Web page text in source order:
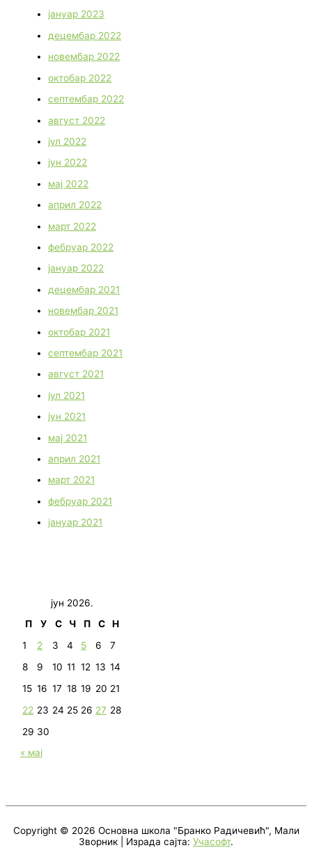
јануар 2023
децембар 2022
новембар 2022
октобар 2022
септембар 2022
август 2022
јул 2022
јун 2022
мај 2022
април 2022
март 2022
фебруар 2022
јануар 2022
децембар 2021
новембар 2021
октобар 2021
септембар 2021
август 2021
јул 2021
јун 2021
мај 2021
април 2021
март 2021
фебруар 2021
јануар 2021
јун 2026.
П
У С Ч П С
Н
1
2 3 4 5 6
7
8
9 10 11 12 13 14
15 16 17 18 19 20 21
22 23 24 25 26 27 28
29 30
« мај
Copyright © 2026 Основна школа "Бранко Радичевић", Мали
Зворник | Израда сајта: Учасофт.